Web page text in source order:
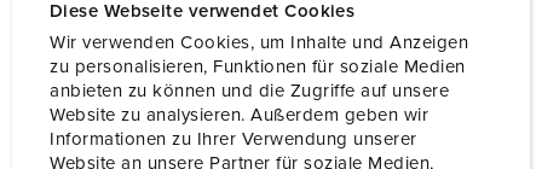
Diese Webseite verwendet Cookies
Wir verwenden Cookies, um Inhalte und Anzeigen
zu personalisieren, Funktionen für soziale Medien
anbieten zu können und die Zugriffe auf unsere
Website zu analysieren. Außerdem geben wir
Informationen zu Ihrer Verwendung unserer
Website an unsere Partner für soziale Medien,
Technische Daten
Wandsteckdose DUO 5111A
Ampere 63 A
Pole